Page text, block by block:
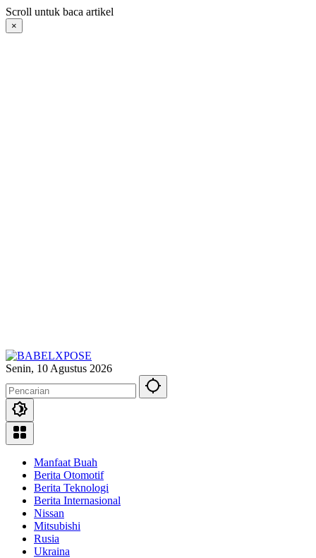
Langsung
ke
konten
Scroll untuk baca artikel
×
Senin, 10 Agustus 2026
Manfaat Buah
Berita Otomotif
Berita Teknologi
Berita Internasional
Nissan
Mitsubishi
Rusia
Ukraina